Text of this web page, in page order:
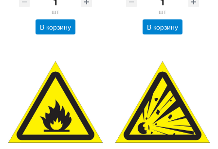
шт
В корзину
шт
В корзину